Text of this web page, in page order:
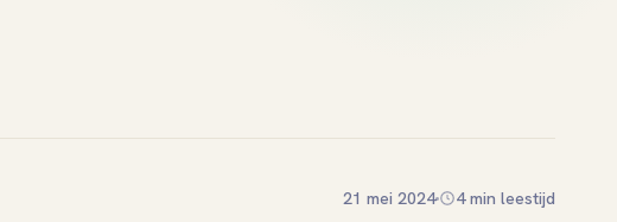
21 mei 2024 4 min leestijd